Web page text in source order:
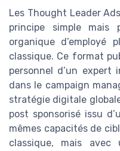
Les Thought Leader
principe simple mais
organique d’employé
classique. Ce format
personnel d’un
dans le campaign
stratégie digitale
post sponsorisé issu
mêmes capacités de
classique, mais avec